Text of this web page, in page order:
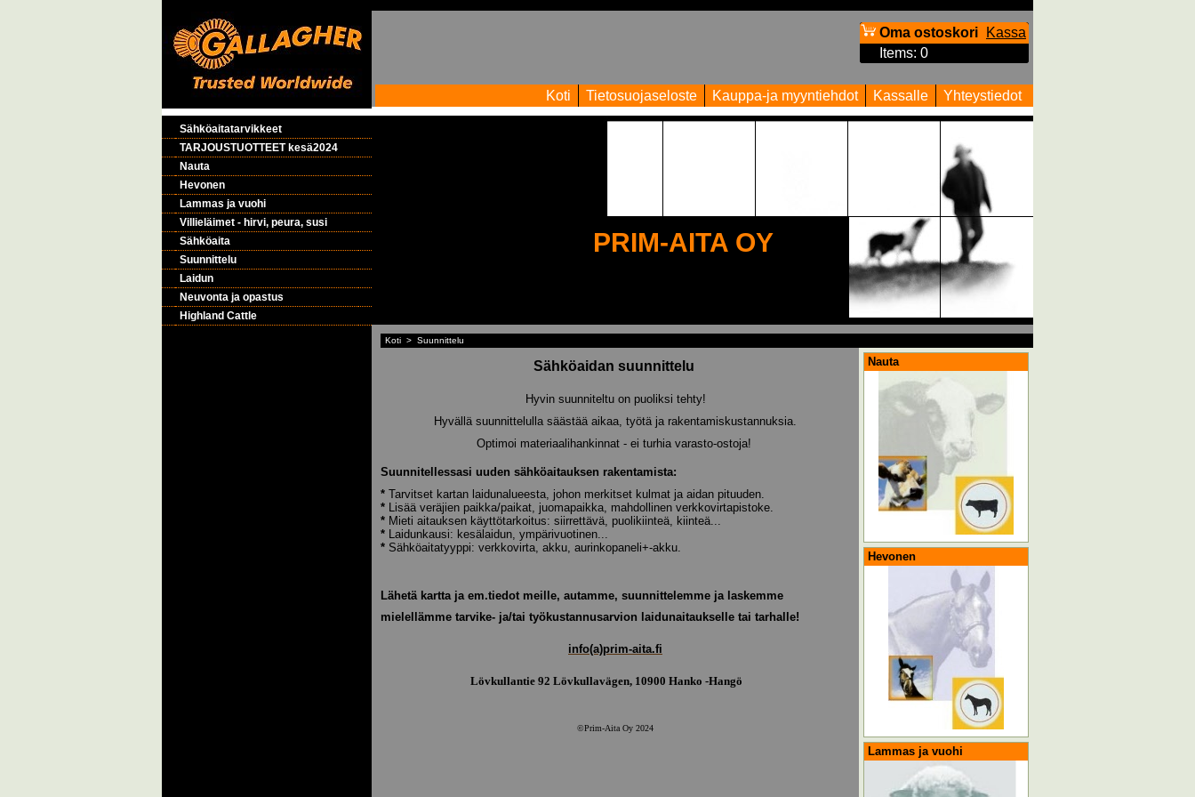
Kassa
Oma ostoskori
Items: 0
Koti Tietosuojaseloste Kauppa-ja myyntiehdot Kassalle Yhteystiedot
Sähköaitatarvikkeet
TARJOUSTUOTTEET kesä2024
Nauta
Hevonen
Lammas ja vuohi
Villieläimet - hirvi, peura, susi
Sähköaita
Suunnittelu
Laidun
Neuvonta ja opastus
Highland Cattle
PRIM-AITA OY
Koti > Suunnittelu
Sähköaidan suunnittelu
Hyvin suunniteltu on puoliksi tehty!
Hyvällä suunnittelulla säästää aikaa, työtä ja rakentamiskustannuksia.
Optimoi materiaalihankinnat - ei turhia varasto-ostoja!
Suunnitellessasi uuden sähköaitauksen rakentamista:
* Tarvitset kartan laidunalueesta, johon merkitset kulmat ja aidan pituuden.
* Lisää veräjien paikka/paikat, juomapaikka, mahdollinen verkkovirtapistoke.
* Mieti aitauksen käyttötarkoitus: siirrettävä, puolikiinteä, kiinteä...
* Laidunkausi: kesälaidun, ympärivuotinen...
* Sähköaitatyyppi: verkkovirta, akku, aurinkopaneli+-akku.
Lähetä kartta ja em.tiedot meille, autamme, suunnittelemme ja laskemme
mielellämme tarvike- ja/tai työkustannusarvion laidunaitaukselle tai tarhalle!
info(a)prim-aita.fi
Lövkullantie 92 Lövkullavägen, 10900 Hanko -Hangö
©Prim-Aita Oy 2024
Nauta
Hevonen
Lammas ja vuohi